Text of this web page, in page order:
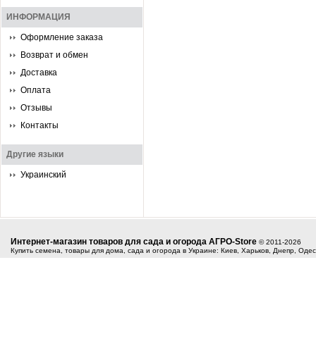
ИНФОРМАЦИЯ
Оформление заказа
Возврат и обмен
Доставка
Оплата
Отзывы
Контакты
Другие языки
Украинский
Интернет-магазин товаров для сада и огорода АГРО-Store © 2011-2026
Купить семена, товары для дома, сада и огорода в Украине: Киев, Харьков, Днепр,